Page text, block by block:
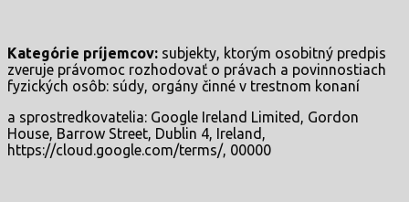
Kategórie príjemcov: subjekty, ktorým osobitný predpis
zveruje právomoc rozhodovať o právach a povinnostiach
fyzických osôb: súdy, orgány činné v trestnom konaní
a sprostredkovatelia: Google Ireland Limited, Gordon
House, Barrow Street, Dublin 4, Ireland,
https://cloud.google.com/terms/, 00000